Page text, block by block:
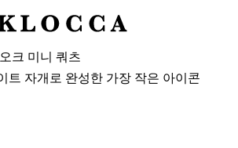
O 크 미니 쿼츠
트 자개로 완성한 가장 작은 아이콘